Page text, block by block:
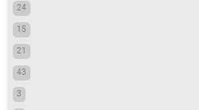
24
15
21
43
3